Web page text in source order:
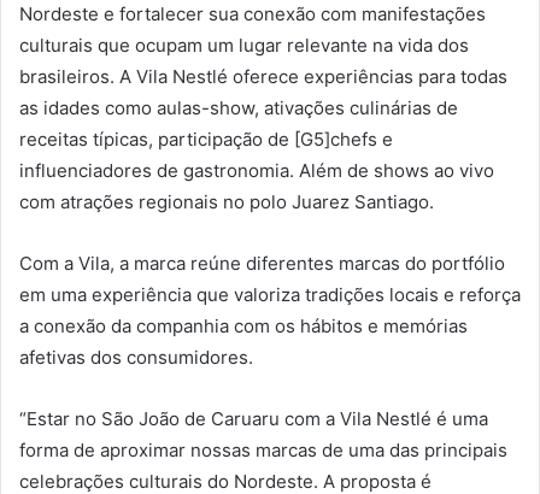
Nordeste e fortalecer sua conexão com manifestações
culturais que ocupam um lugar relevante na vida dos
brasileiros. A Vila Nestlé oferece experiências para todas
as idades como aulas-show, ativações culinárias de
receitas típicas, participação de [G5]chefs e
influenciadores de gastronomia. Além de shows ao vivo
com atrações regionais no polo Juarez Santiago.
Com a Vila, a marca reúne diferentes marcas do portfólio
em uma experiência que valoriza tradições locais e reforça
a conexão da companhia com os hábitos e memórias
afetivas dos consumidores.
“Estar no São João de Caruaru com a Vila Nestlé é uma
forma de aproximar nossas marcas de uma das principais
celebrações culturais do Nordeste. A proposta é